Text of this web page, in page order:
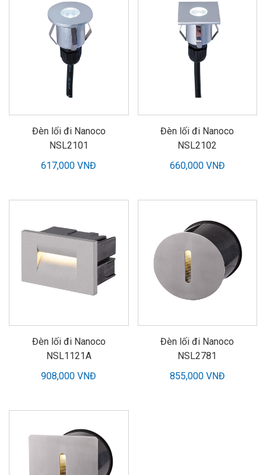
Đèn lối đi Nanoco
NSL2101
617,000 VNĐ
Đèn lối đi Nanoco
NSL2102
660,000 VNĐ
Đèn lối đi Nanoco
NSL1121A
908,000 VNĐ
Đèn lối đi Nanoco
NSL2781
855,000 VNĐ